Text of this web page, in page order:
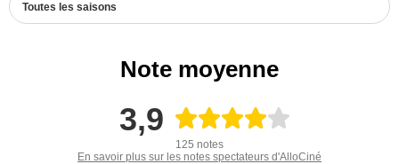
Toutes les saisons
Note moyenne
3,9
125 notes
En savoir plus sur les notes spectateurs d'AlloCiné